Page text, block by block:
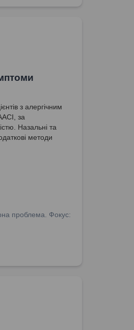
з алергічним
за
Назальні та
методи
проблема. Фокус: